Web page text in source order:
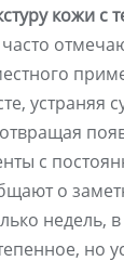
кожи с
устраняя
с
о
недель,
но